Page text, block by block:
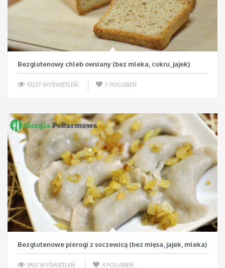
Bezglutenowy chleb owsiany (bez mleka, cukru, jajek)
51227 WYŚWIETLEŃ 7 POLUBIEŃ
Bezglutenowe pierogi z soczewicą (bez mięsa, jajek, mleka)
19921 WYŚWIETLEŃ 4 POLUBIEŃ